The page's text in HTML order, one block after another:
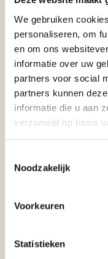
We gebruiken
personaliseren, om
en om ons
informatie over uw
partners voor social
partners kunnen
informatie die u aan
verzameld op basis
Noodzakelijk
Voorkeuren
Statistieken
infraproducten. Als
tuinmaterialen
aan producten
zakelijke
Geen
Aangepaste
Waardenburg en
de
zaterdag. Bekijk
actuele
maanden dicht is
Met vier